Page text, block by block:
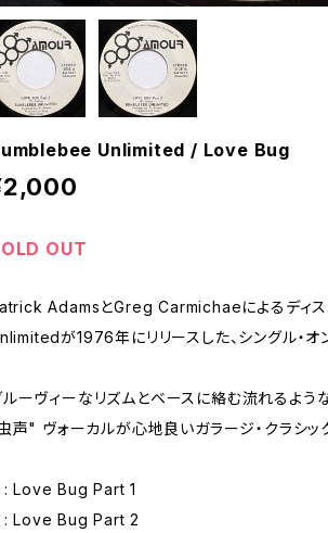
Unlimited / Love Bug
OUT
AdamsとGreg Carmichaeによるディス
が1976年にリリースした、シングル・オ
ルーヴィーなリズムとベースに絡む流れるよう
声" ヴォーカルが心地良いガラージ・クラシッ
: Love Bug Part 1
: Love Bug Part 2